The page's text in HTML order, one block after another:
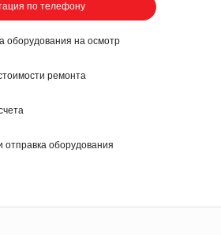
по телефону
оборудования на осмотр
ремонта
отправка оборудования